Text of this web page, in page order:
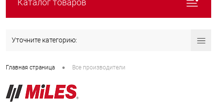
Каталог товаров
Уточните категорию:
Главная страница • Все производители